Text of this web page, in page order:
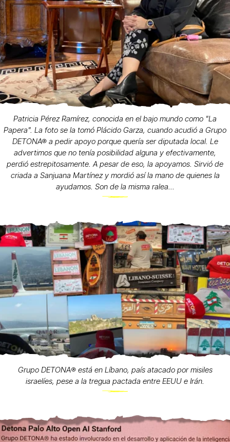
Patricia Pérez Ramírez, conocida en el bajo mundo como "La
Papera". La foto se la tomó Plácido Garza, cuando acudió a Grupo
DETONA® a pedir apoyo porque quería ser diputada local. Le
advertimos que no tenía posibilidad alguna y efectivamente,
perdió estrepitosamente. A pesar de eso, la apoyamos. Sirvió de
criada a Sanjuana Martínez y mordió así la mano de quienes la
ayudamos. Son de la misma ralea...
Grupo DETONA®️ está en Líbano, país atacado por misiles
israelíes, pese a la tregua pactada entre EEUU e Irán.